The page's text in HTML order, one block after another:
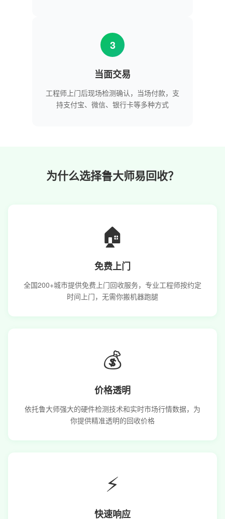
3
当面交易
工程师上门后现场检测确认，当场付款，支
持支付宝、微信、银行卡等多种方式
为什么选择鲁大师易回收？
🏠
免费上门
全国200+城市提供免费上门回收服务，专业工程师按约定
时间上门，无需你搬机器跑腿
💰
价格透明
依托鲁大师强大的硬件检测技术和实时市场行情数据，为
你提供精准透明的回收价格
⚡
快速响应